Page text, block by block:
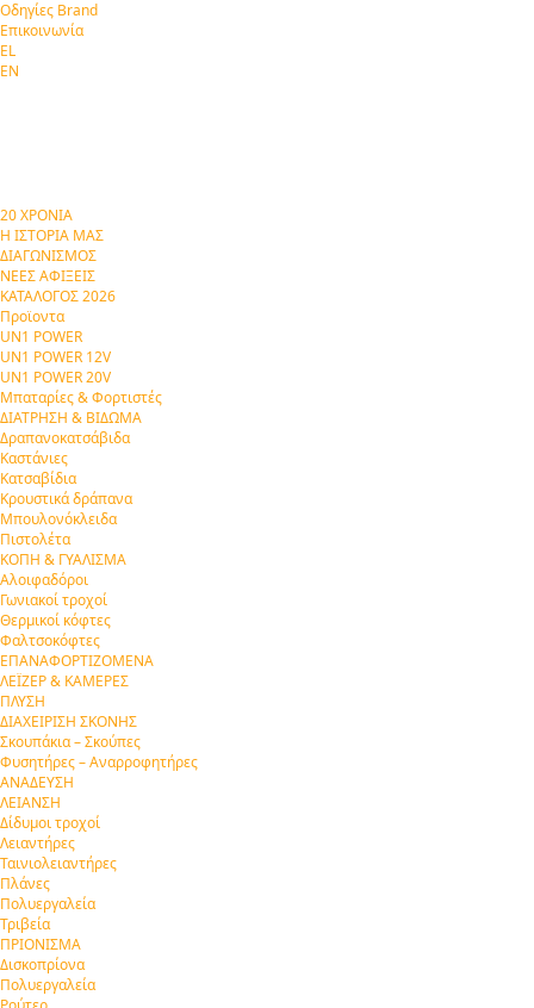
Οδηγίες Brand
Επικοινωνία
EL
EN
20 ΧΡΟΝΙΑ
Η ΙΣΤΟΡΙΑ ΜΑΣ
ΔΙΑΓΩΝΙΣΜΟΣ
ΝΕΕΣ ΑΦΙΞΕΙΣ
ΚΑΤΑΛΟΓΟΣ 2026
Προϊοντα
UN1 POWER
UN1 POWER 12V
UN1 POWER 20V
Μπαταρίες & Φορτιστές
ΔΙΑΤΡΗΣΗ & ΒΙΔΩΜΑ
Δραπανοκατσάβιδα
Καστάνιες
Κατσαβίδια
Κρουστικά δράπανα
Μπουλονόκλειδα
Πιστολέτα
ΚΟΠΗ & ΓΥΑΛΙΣΜΑ
Αλοιφαδόροι
Γωνιακοί τροχοί
Θερμικοί κόφτες
Φαλτσοκόφτες
ΕΠΑΝΑΦΟΡΤΙΖΟΜΕΝΑ
ΛΕΪΖΕΡ & ΚΑΜΕΡΕΣ
ΠΛΥΣΗ
ΔΙΑΧΕΙΡΙΣΗ ΣΚΟΝΗΣ
Σκουπάκια – Σκούπες
Φυσητήρες – Αναρροφητήρες
ΑΝΑΔΕΥΣΗ
ΛΕΙΑΝΣΗ
Δίδυμοι τροχοί
Λειαντήρες
Ταινιολειαντήρες
Πλάνες
Πολυεργαλεία
Τριβεία
ΠΡΙΟΝΙΣΜΑ
Δισκοπρίονα
Πολυεργαλεία